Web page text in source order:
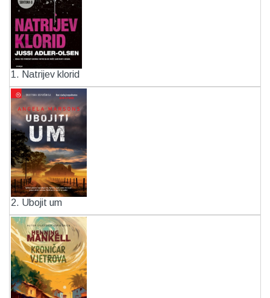
1. Natrijev klorid
2. Ubojit um